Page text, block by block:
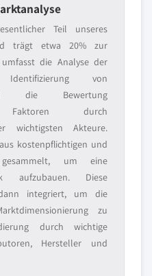
Teil unseres
trägt etwa 20% zur
die Analyse der
von
die Bewertung
Faktoren durch
wichtigsten Akteure.
kostenpflichtigen und
um eine
aufzubauen. Diese
integriert, um die
zu
durch wichtige
Hersteller und